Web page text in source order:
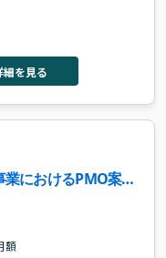
細を見る
業におけるPMO案
額